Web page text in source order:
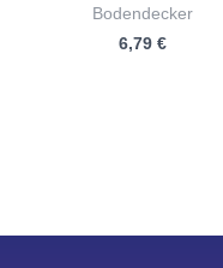
Bewertet
Bodendecker
6,79 €